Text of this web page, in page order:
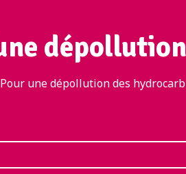
Pour une dépollution des